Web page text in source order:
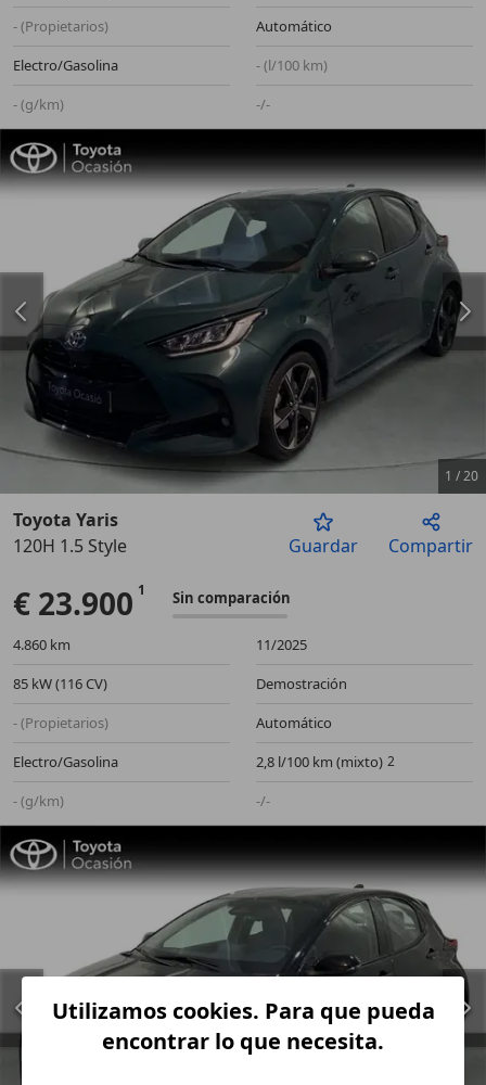
- (Propietarios)
Automático
Electro/Gasolina
- (l/100 km)
- (g/km)
-/-
Anterior
1 /20
Toyota Yaris
120H 1.5 Style
Guardar Compartir
€ 23.900 Sin comparación
4.860 km
11/2025
85 kW (116 CV)
Demostración
- (Propietarios)
Automático
Electro/Gasolina
2,8 l/100 km (mixto)
- (g/km)
-/-
Utilizamos cookies. Para que pueda
encontrar lo que necesita.